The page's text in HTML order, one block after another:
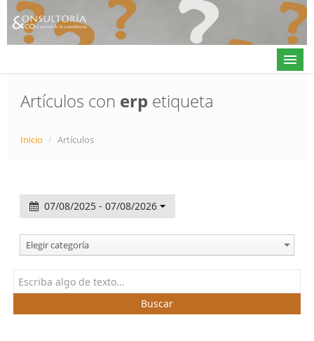
Contacto
𝕏
Artículos con erp etiqueta
Inicio / Artículos
07/08/2025 - 07/08/2026
Elegir categoría
Buscar